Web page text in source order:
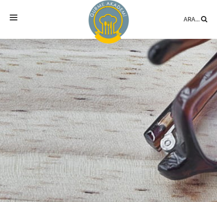
ARA...
ANASAYFA
MEKAN
EĞITIMLER
DANIŞMANLIK
YAZARLAR
BLOG
SÖZLÜK